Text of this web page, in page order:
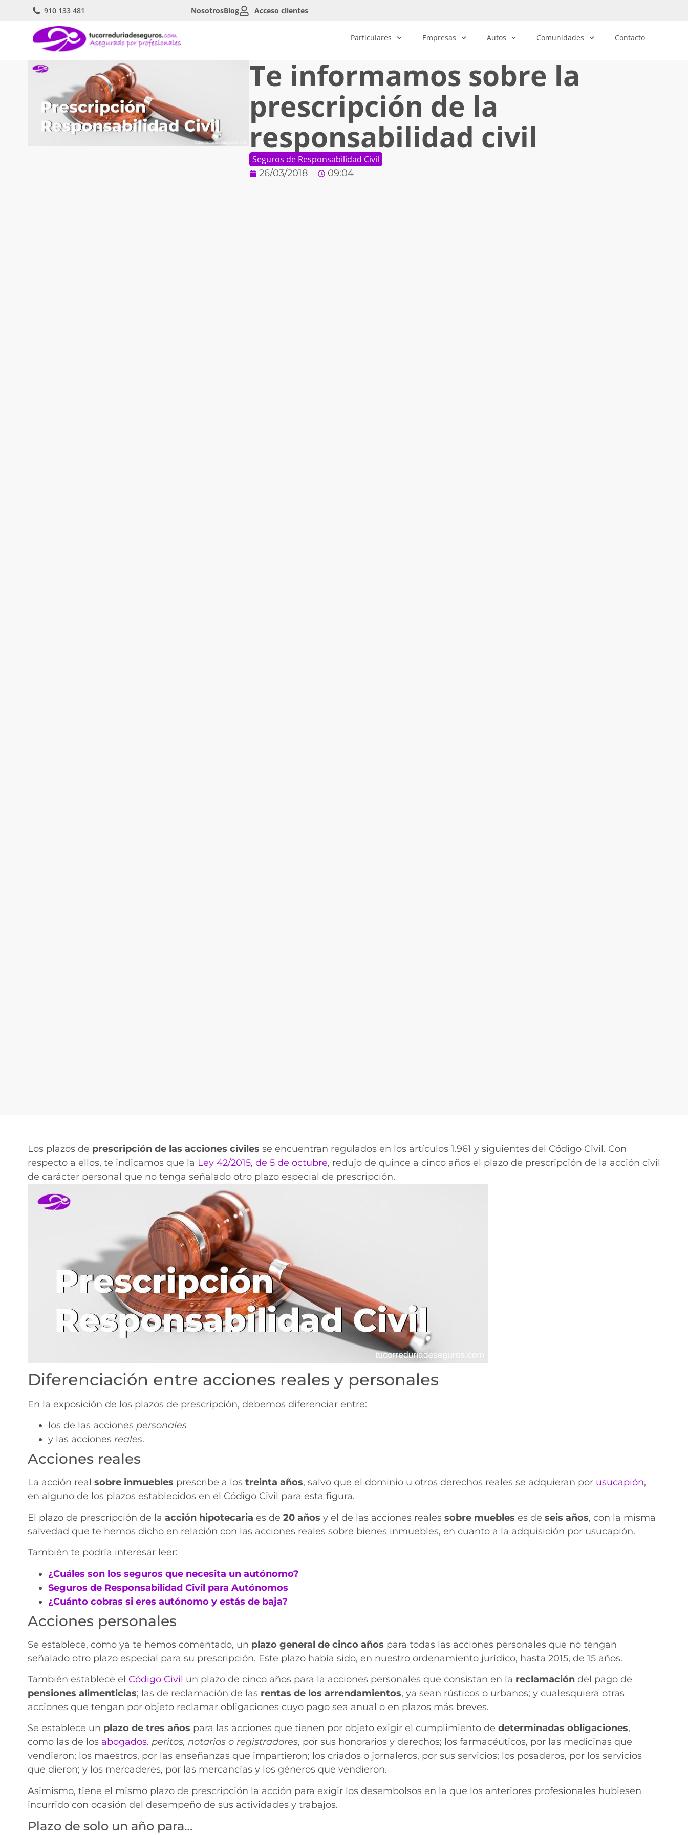
910 133 481 NosotrosBlog Acceso clientes
Particulares Empresas Autos Comunidades Contacto
Te informamos sobre la
prescripción de la
responsabilidad civil
Seguros de Responsabilidad Civil
26/03/2018
09:04
Los plazos de prescripción de las acciones civiles se encuentran regulados en los artículos 1.961 y siguientes del Código Civil. Con
respecto a ellos, te indicamos que la Ley 42/2015, de 5 de octubre, redujo de quince a cinco años el plazo de prescripción de la acción civil
de carácter personal que no tenga señalado otro plazo especial de prescripción.
Diferenciación entre acciones reales y personales
En la exposición de los plazos de prescripción, debemos diferenciar entre:
los de las acciones personales
y las acciones reales.
Acciones reales
La acción real sobre inmuebles prescribe a los treinta años, salvo que el dominio u otros derechos reales se adquieran por usucapión,
en alguno de los plazos establecidos en el Código Civil para esta figura.
El plazo de prescripción de la acción hipotecaria es de 20 años y el de las acciones reales sobre muebles es de seis años, con la misma
salvedad que te hemos dicho en relación con las acciones reales sobre bienes inmuebles, en cuanto a la adquisición por usucapión.
También te podría interesar leer:
¿Cuáles son los seguros que necesita un autónomo?
Seguros de Responsabilidad Civil para Autónomos
¿Cuánto cobras si eres autónomo y estás de baja?
Acciones personales
Se establece, como ya te hemos comentado, un plazo general de cinco años para todas las acciones personales que no tengan
señalado otro plazo especial para su prescripción. Este plazo había sido, en nuestro ordenamiento jurídico, hasta 2015, de 15 años.
También establece el Código Civil un plazo de cinco años para la acciones personales que consistan en la reclamación del pago de
pensiones alimenticias; las de reclamación de las rentas de los arrendamientos, ya sean rústicos o urbanos; y cualesquiera otras
acciones que tengan por objeto reclamar obligaciones cuyo pago sea anual o en plazos más breves.
Se establece un plazo de tres años para las acciones que tienen por objeto exigir el cumplimiento de determinadas obligaciones,
como las de los abogados, peritos, notarios o registradores, por sus honorarios y derechos; los farmacéuticos, por las medicinas que
vendieron; los maestros, por las enseñanzas que impartieron; los criados o jornaleros, por sus servicios; los posaderos, por los servicios
que dieron; y los mercaderes, por las mercancías y los géneros que vendieron.
Asimismo, tiene el mismo plazo de prescripción la acción para exigir los desembolsos en la que los anteriores profesionales hubiesen
incurrido con ocasión del desempeño de sus actividades y trabajos.
Plazo de solo un año para…